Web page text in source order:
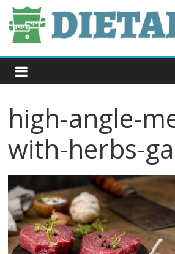
Skip
to
content
dietani.pl
high-angle-
with-herbs-